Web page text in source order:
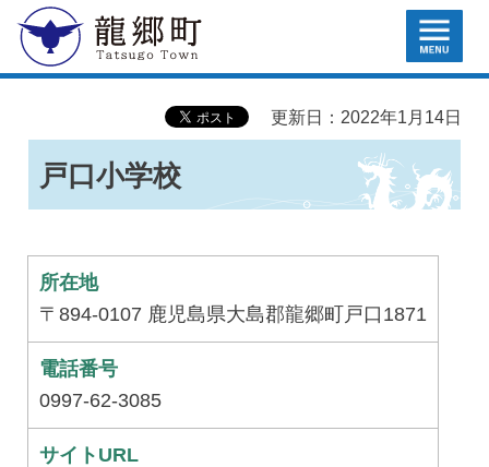
龍郷町 MENU
更新日：2022年1月14日
戸口小学校
所在地
〒894-0107 鹿児島県大島郡龍郷町戸口1871
電話番号
0997-62-3085
サイトURL